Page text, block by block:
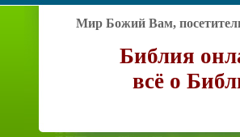
Мир Божий Вам,
Библия
всё о